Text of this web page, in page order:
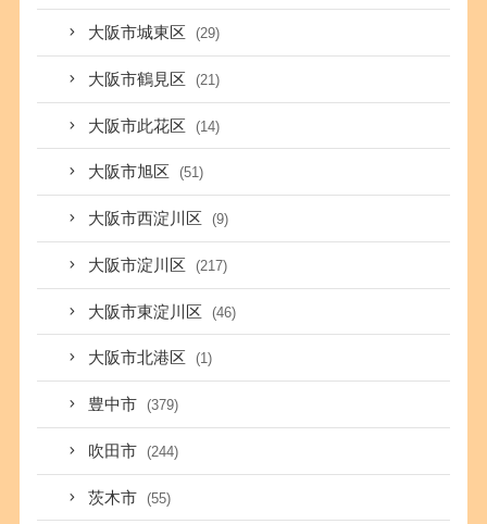
大阪市城東区 (29)
大阪市鶴見区 (21)
大阪市此花区 (14)
大阪市旭区 (51)
大阪市西淀川区 (9)
大阪市淀川区 (217)
大阪市東淀川区 (46)
大阪市北港区 (1)
豊中市 (379)
吹田市 (244)
茨木市 (55)